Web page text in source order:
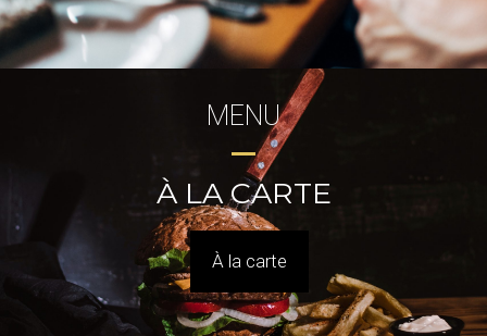
MENU
À LA CARTE
À la carte